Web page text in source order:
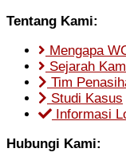
Tentang Kami:
Mengapa
Sejarah
Tim
Studi Kasus
Informasi
Hubungi Kami: